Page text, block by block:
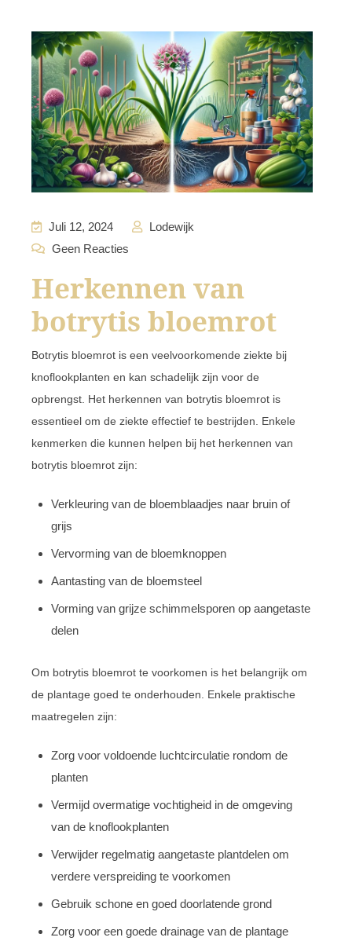
Juli 12, 2024
Lodewijk
Geen Reacties
Herkennen van
botrytis bloemrot
Botrytis bloemrot is een veelvoorkomende ziekte bij
knoflookplanten en kan schadelijk zijn voor de
opbrengst. Het herkennen van botrytis bloemrot is
essentieel om de ziekte effectief te bestrijden. Enkele
kenmerken die kunnen helpen bij het herkennen van
botrytis bloemrot zijn:
Verkleuring van de bloemblaadjes naar bruin of
grijs
Vervorming van de bloemknoppen
Aantasting van de bloemsteel
Vorming van grijze schimmelsporen op aangetaste
delen
Om botrytis bloemrot te voorkomen is het belangrijk om
de plantage goed te onderhouden. Enkele praktische
maatregelen zijn:
Zorg voor voldoende luchtcirculatie rondom de
planten
Vermijd overmatige vochtigheid in de omgeving
van de knoflookplanten
Verwijder regelmatig aangetaste plantdelen om
verdere verspreiding te voorkomen
Gebruik schone en goed doorlatende grond
Zorg voor een goede drainage van de plantage